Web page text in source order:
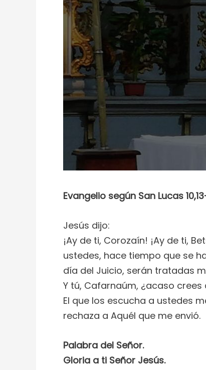
Evangelio según San Lucas
Jesús dijo:
¡Ay de ti, Corozaín! ¡Ay de ti,
ustedes, hace tiempo que se
día del Juicio, serán tratadas
Y tú, Cafarnaúm, ¿acaso
El que los escucha a ustedes
rechaza a Aquél que me envió.
Palabra del Señor.
Gloria a ti Señor Jesús.